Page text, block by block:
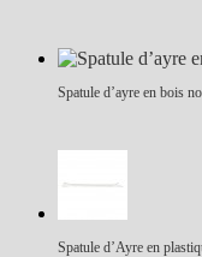
Spatule d’ayre en bois
Spatule d’Ayre en